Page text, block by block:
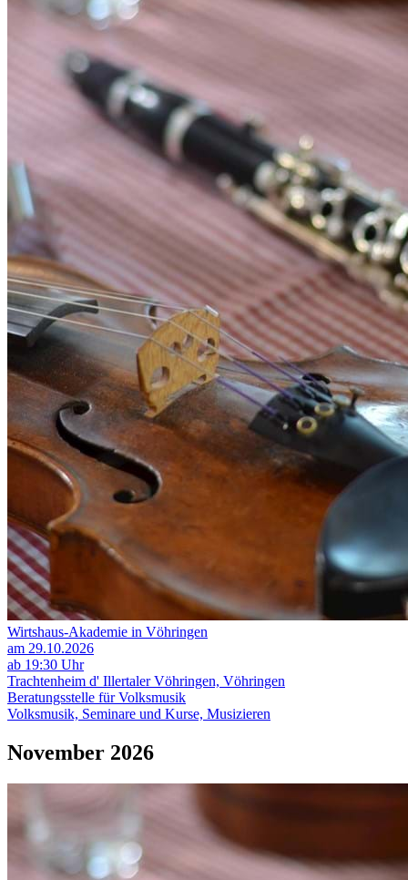
Wirtshaus-Akademie in Vöhringen
am 29.10.2026
ab 19:30 Uhr
Trachtenheim d' Illertaler Vöhringen, Vöhringen
Beratungsstelle für Volksmusik
Volksmusik, Seminare und Kurse, Musizieren
November 2026